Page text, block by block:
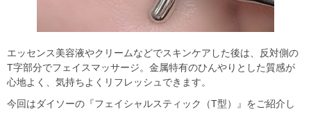
エッセンス美容液やクリームなどでスキンケアした後は、反対側の
T字部分でフェイスマッサージ。金属特有のひんやりとした質感が
心地よく、気持ちよくリフレッシュできます。
今回はダイソーの『フェイシャルスティック（T型）』をご紹介し